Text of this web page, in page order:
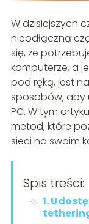
W dzisiejszych
nieodłączną
się, że
komputerze, a
pod ręką, jest
sposobów, aby
PC. W tym
metod, które
sieci na swoim
Spis treści:
1.